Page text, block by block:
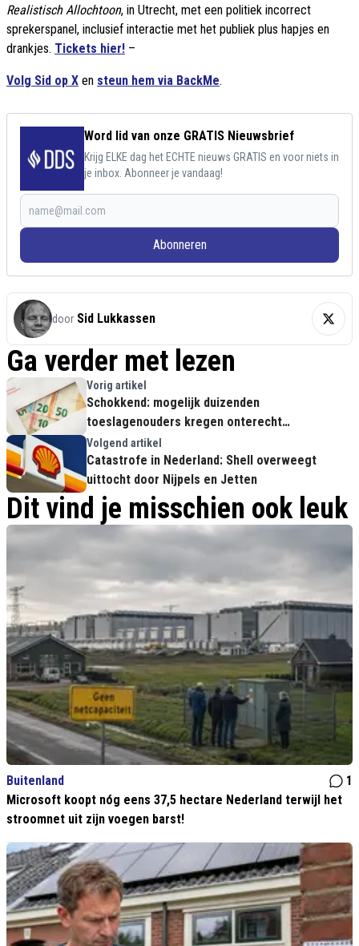
Realistisch Allochtoon, in Utrecht, met een politiek incorrect
sprekerspanel, inclusief interactie met het publiek plus hapjes en
drankjes. Tickets hier! –
Volg Sid op X en steun hem via BackMe.
Word lid van onze GRATIS Nieuwsbrief
Krijg ELKE dag het ECHTE nieuws GRATIS en voor niets in
je inbox. Abonneer je vandaag!
Abonneren
door Sid Lukkassen
Ga verder met lezen
Vorig artikel
Schokkend: mogelijk duizenden
toeslagenouders kregen onterecht
compensatie
Volgend artikel
Catastrofe in Nederland: Shell overweegt
uittocht door Nijpels en Jetten
Dit vind je misschien ook leuk
Buitenland
1
Microsoft koopt nóg eens 37,5 hectare Nederland terwijl het
stroomnet uit zijn voegen barst!